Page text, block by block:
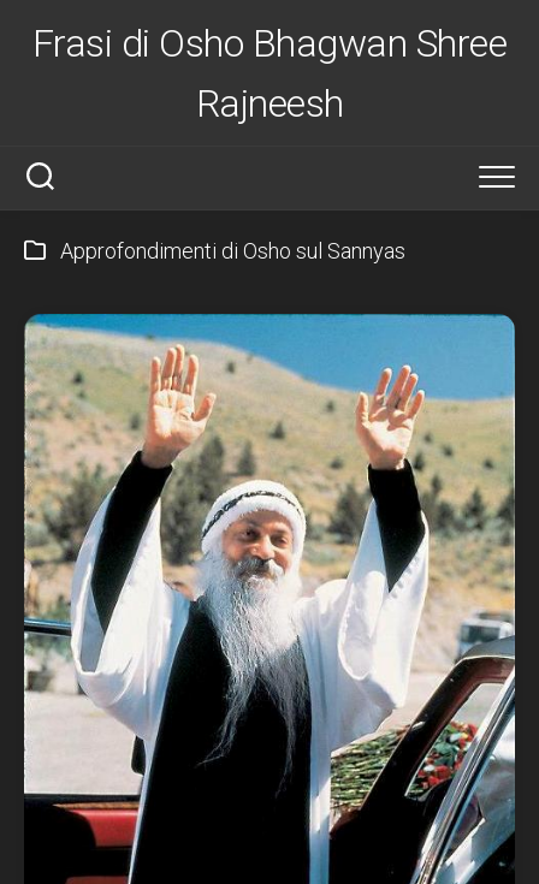
Frasi di Osho Bhagwan Shree
Rajneesh
Approfondimenti di Osho sul Sannyas